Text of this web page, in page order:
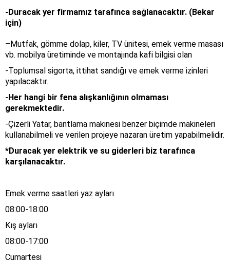
-Duracak yer firmamız tarafınca sağlanacaktır. (Bekar
için)
–Mutfak, gömme dolap, kiler, TV ünitesi, emek verme masası
vb. mobilya üretiminde ve montajında kafi bilgisi olan
-Toplumsal sigorta, ittihat sandığı ve emek verme izinleri
yapılacaktır.
-Her hangi bir fena alışkanlığının olmaması
gerekmektedir.
-Çizerli Yatar, bantlama makinesi benzer biçimde makineleri
kullanabilmeli ve verilen projeye nazaran üretim yapabilmelidir.
*Duracak yer elektrik ve su giderleri biz tarafınca
karşılanacaktır.
Emek verme saatleri yaz ayları
08:00-18:00
Kış ayları
08:00-17:00
Cumartesi